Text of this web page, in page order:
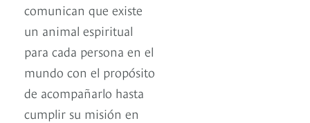
comunican que existe
un animal espiritual
para cada persona en el
mundo con el propósito
de acompañarlo hasta
cumplir su misión en